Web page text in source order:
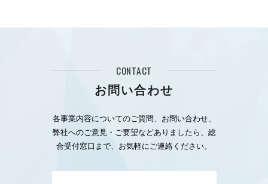
CONTACT
お問い合わせ
各事業内容についてのご質問、お問い合わせ、
弊社へのご意見・ご要望などありましたら、総
合受付窓口まで、お気軽にご連絡ください。